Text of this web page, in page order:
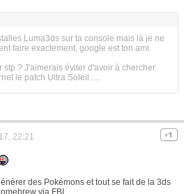
Luma3ds sur ta console mais là je ne
faire exactement, google est ton ami.
stp ? J'aimerais éviter d'avoir à chercher
le patch Ultra Soleil.....
22:21
des Pokémons et tout se fait de la 3ds